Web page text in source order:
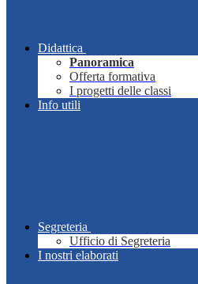
Didattica
Panoramica
Offerta formativa
I progetti delle classi
Info utili
Segreteria
Ufficio di Segreteria
I nostri elaborati